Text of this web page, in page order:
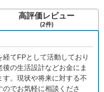
てFPとして活動しており
の生活設計などお金にま
。現状や将来に対する不
でお気軽に相談くださ
高評価レビュー
(2件)